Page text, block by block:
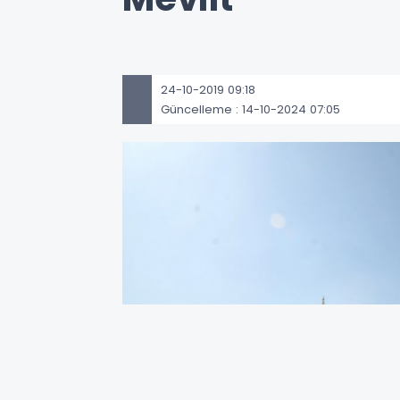
24-10-2019 09:18
Güncelleme : 14-10-2024 07:05